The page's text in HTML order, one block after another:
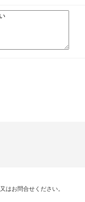
はお問合せください。